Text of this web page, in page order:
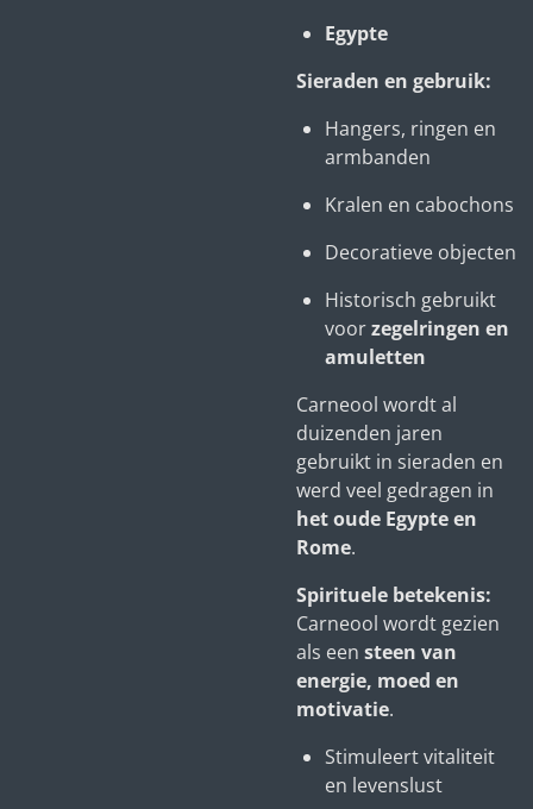
Egypte
Sieraden en gebruik:
Hangers, ringen en
armbanden
Kralen en cabochons
Decoratieve objecten
Historisch gebruikt
voorzegelringen en
amuletten
Carneool wordt al
duizenden jaren
gebruikt in sieraden en
werd veel gedragen in
het oude Egypte en
Rome.
Spirituele betekenis:
Carneool wordt gezien
als een steen van
energie, moed en
motivatie.
Stimuleert vitaliteit
en levenslust